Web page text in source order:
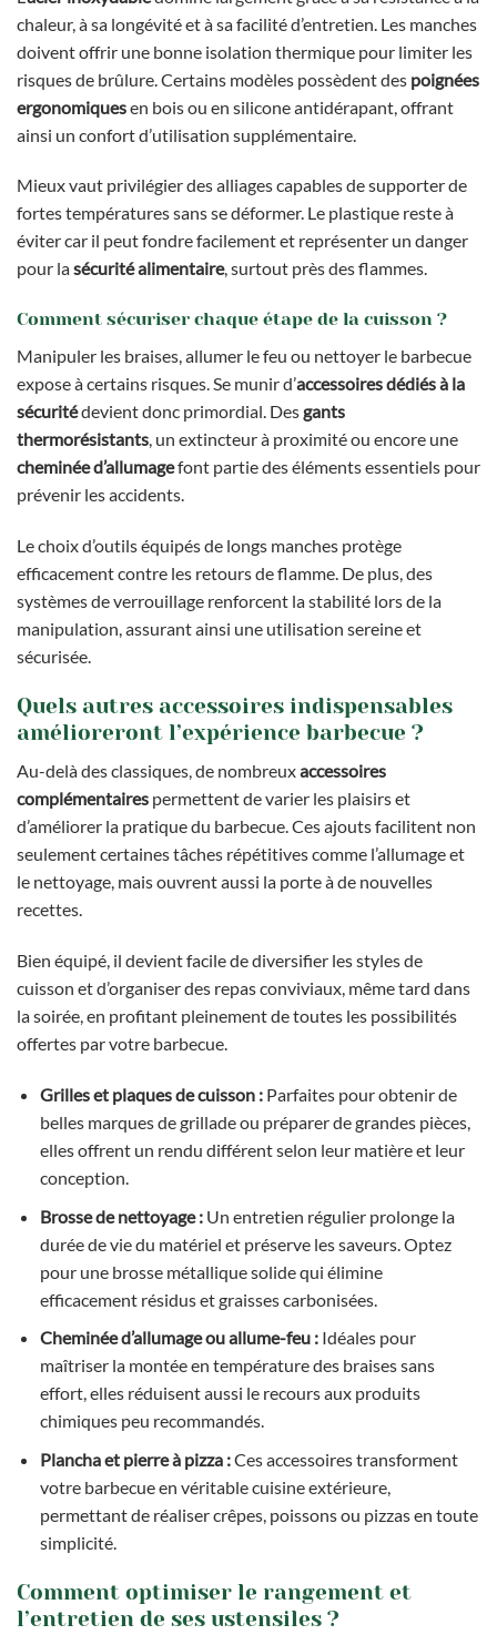
chaleur, à sa longévité et à sa facilité d’entretien. Les manches
doivent offrir une bonne isolation thermique pour limiter les
risques de brûlure. Certains modèles possèdent des poignées
ergonomiquesen bois ou en silicone antidérapant, offrant
ainsi un confort d’utilisation supplémentaire.
Mieux vaut privilégier des alliages capables de supporter de
fortes températures sans se déformer. Le plastique reste à
éviter car il peut fondre facilement et représenter un danger
pour lasécurité alimentaire, surtout près des flammes.
Comment sécuriser chaque étape de la cuisson ?
Manipuler les braises, allumer le feu ou nettoyer le barbecue
expose à certains risques. Se munir d’accessoires dédiés à la
sécuritédevient donc primordial. Desgants
thermorésistants, un extincteur à proximité ou encore une
cheminée d’allumagefont partie des éléments essentiels pour
prévenir les accidents.
Le choix d’outils équipés de longs manches protège
efficacement contre les retours de flamme. De plus, des
systèmes de verrouillage renforcent la stabilité lors de la
manipulation, assurant ainsi une utilisation sereine et
sécurisée.
Quels autres accessoires indispensables
amélioreront l’expérience barbecue ?
Au-delà des classiques, de nombreuxaccessoires
complémentaires permettent de varier les plaisirs et
d’améliorer la pratique du barbecue. Ces ajouts facilitent non
seulement certaines tâches répétitives comme l’allumage et
le nettoyage, mais ouvrent aussi la porte à de nouvelles
recettes.
Bien équipé, il devient facile de diversifier les styles de
cuisson et d’organiser des repas conviviaux, même tard dans
la soirée, en profitant pleinement de toutes les possibilités
offertes par votre barbecue.
Grilles et plaques de cuisson :Parfaites pour obtenir de
belles marques de grillade ou préparer de grandes pièces,
elles offrent un rendu différent selon leur matière et leur
conception.
Brosse de nettoyage :Un entretien régulier prolonge la
durée de vie du matériel et préserve les saveurs. Optez
pour une brosse métallique solide qui élimine
efficacement résidus et graisses carbonisées.
Cheminée d’allumage ou allume-feu :Idéales pour
maîtriser la montée en température des braises sans
effort, elles réduisent aussi le recours aux produits
chimiques peu recommandés.
Plancha et pierre à pizza :Ces accessoires transforment
votre barbecue en véritable cuisine extérieure,
permettant de réaliser crêpes, poissons ou pizzas en toute
simplicité.
Comment optimiser le rangement et
l’entretien de ses ustensiles ?